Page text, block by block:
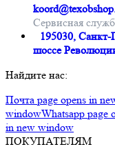
Сервисная
195030, Санкт-
шоссе
Найдите нас:
Почта page opens in
windowWhatsapp page
in new window
ПОКУПАТЕЛЯМ